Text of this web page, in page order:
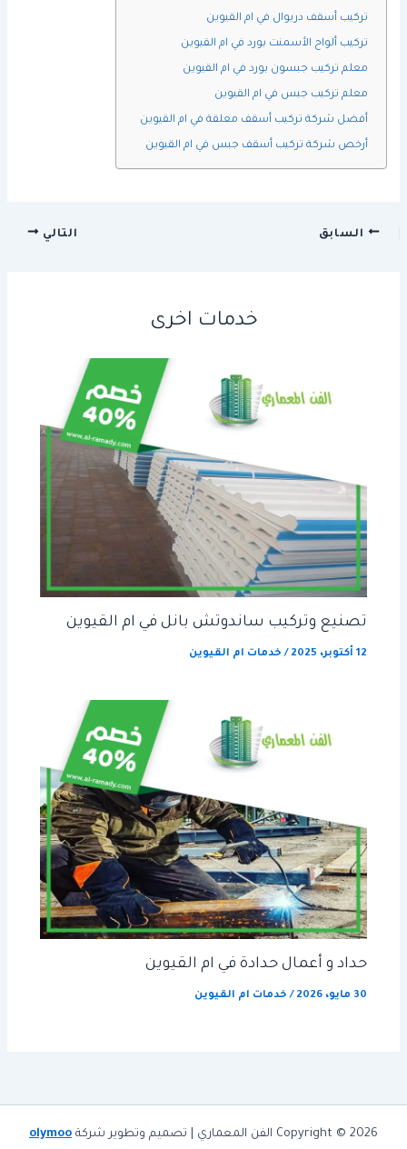
تركيب أسقف دريوال في ام القيوين
تركيب ألواح الأسمنت بورد في ام القيوين
معلم تركيب جبسون بورد في ام القيوين
معلم تركيب جبس في ام القيوين
أفضل شركة تركيب أسقف معلقة في ام القيوين
أرخص شركة تركيب أسقف جبس في ام القيوين
السابق التالي
خدمات اخرى
تصنيع وتركيب ساندوتش بانل في ام القيوين
12 أكتوبر، 2025 / خدمات ام القيوين
حداد و أعمال حدادة في ام القيوين
30 مايو، 2026 / خدمات ام القيوين
Copyright © 2026 الفن المعماري | تصميم وتطوير شركة olymoo